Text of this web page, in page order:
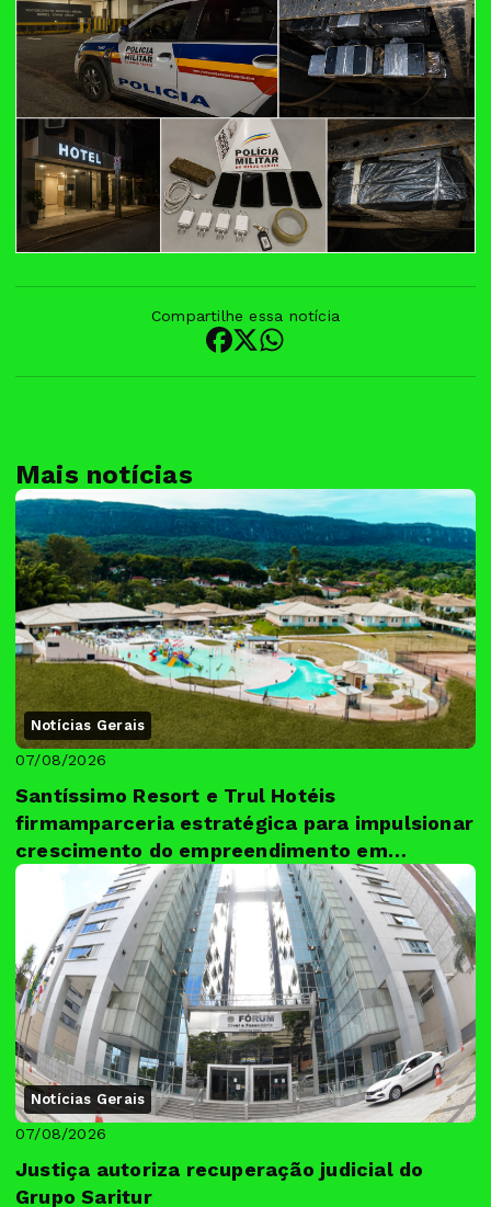
Compartilhe essa notícia
Mais notícias
Notícias Gerais
07/08/2026
Santíssimo Resort e Trul Hotéis
firmamparceria estratégica para impulsionar
crescimento do empreendimento em
Tiradent...
Notícias Gerais
07/08/2026
Justiça autoriza recuperação judicial do
Grupo Saritur